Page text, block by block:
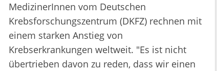
MedizinerInnen vom Deutschen
Krebsforschungszentrum (DKFZ) rechnen mit
einem starken Anstieg von
Krebserkrankungen weltweit. "Es ist nicht
übertrieben davon zu reden, dass wir einen